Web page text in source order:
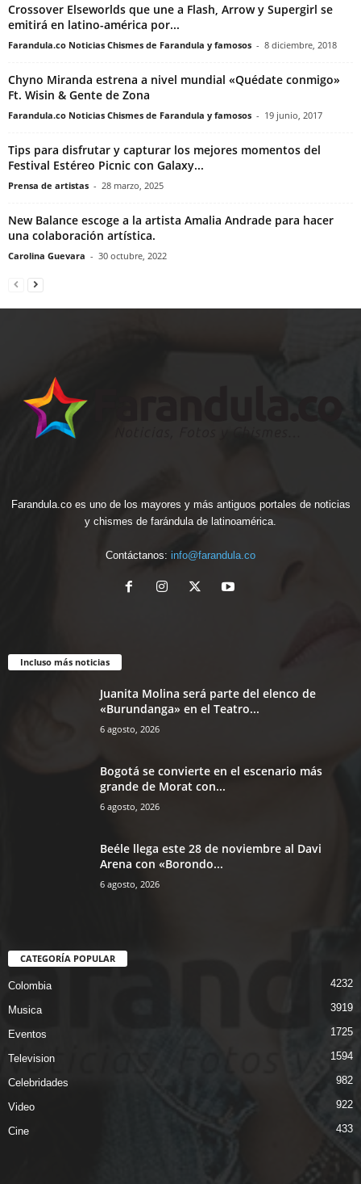
Crossover Elseworlds que une a Flash, Arrow y Supergirl se
emitirá en latino-américa por...
Farandula.co Noticias Chismes de Farandula y famosos - 8 diciembre, 2018
Chyno Miranda estrena a nivel mundial «Quédate conmigo»
Ft. Wisin & Gente de Zona
Farandula.co Noticias Chismes de Farandula y famosos - 19 junio, 2017
Tips para disfrutar y capturar los mejores momentos del
Festival Estéreo Picnic con Galaxy...
Prensa de artistas - 28 marzo, 2025
New Balance escoge a la artista Amalia Andrade para hacer
una colaboración artística.
Carolina Guevara - 30 octubre, 2022
Farandula.co es uno de los mayores y más antiguos portales de noticias
y chismes de farándula de latinoamérica.
Contáctanos: info@farandula.co
Incluso más noticias
Juanita Molina será parte del elenco de
«Burundanga» en el Teatro...
6 agosto, 2026
Bogotá se convierte en el escenario más
grande de Morat con...
6 agosto, 2026
Beéle llega este 28 de noviembre al Davi
Arena con «Borondo...
6 agosto, 2026
CATEGORÍA POPULAR
Colombia 4232
Musica 3919
Eventos 1725
Television 1594
Celebridades 982
Video 922
Cine 433